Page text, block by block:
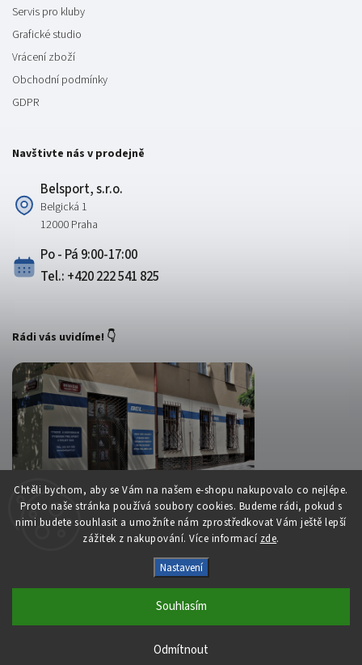
Chtěli bychom, aby se Vám na našem e-shopu nakupovalo co nejlépe.
Proto naše stránka používá soubory cookies. Budeme rádi, pokud s
nimi budete souhlasit a umožníte nám zprostředkovat Vám ještě lepší
zážitek z nakupování. Více informací zde.
Nastavení
Odmítnout
Souhlasím
Servis pro kluby
Grafické studio
Vrácení zboží
Obchodní podmínky
GDPR
Navštivte nás v prodejně
Belsport, s.r.o.
Belgická 1
12000 Praha
Po - Pá 9:00-17:00
Tel.: +420 222 541 825
Rádi vás uvidíme! 👇
Belsport.cz. Všechna práva vyhrazena.
Upravit nastavení cookies
Shoptet | DesignShoptak.cz
S láskou vyrobiloFilipesmedia 🧡